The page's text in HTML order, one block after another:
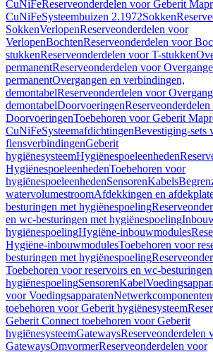
CuNiFeReserveonderdelen voor Geberit
CuNiFeSysteembuizen 2.1972Sokken
SokkenVerlopenReserveonderdelen voor
VerlopenBochtenReserveonderdelen voor
stukkenReserveonderdelen voor T-stukken
permanentReserveonderdelen voor
permanentOvergangen en verbindingen,
demontabelReserveonderdelen voor
demontabelDoorvoeringen
DoorvoeringenToebehoren voor Geberit
CuNiFeSysteemafdichtingenBevestiging-sets
flensverbindingenGeberit
hygiënesysteemHygiënespoeleenheden
HygiënespoeleenhedenToebehoren voor
hygiënespoeleenhedenSensorenKabels
watervolumestroomAfdekkingen en
besturingen met hygiënespoeling
en wc-besturingen met hygiënespoeling
hygiënespoelingHygiëne-inbouwmodules
Hygiëne-inbouwmodulesToebehoren voor
besturingen met hygiënespoeling
Toebehoren voor reservoirs en wc-
hygiënespoelingSensorenKabel
voor VoedingsapparatenNetwerkcomponenten
toebehoren voor Geberit hygiënesysteem
Geberit Connect toebehoren voor Geberit
hygiënesysteemGatewaysReserveonderdelen
GatewaysOmvormerReserveonderdelen voor